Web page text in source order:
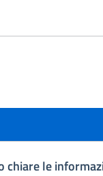
chiare le